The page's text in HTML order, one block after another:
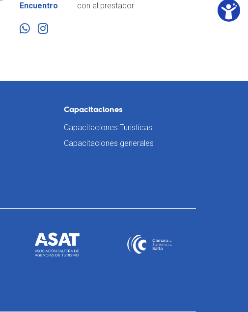
Encuentro
con el prestador
Capacitaciones
Capacitaciones Turisticas
Capacitaciones generales